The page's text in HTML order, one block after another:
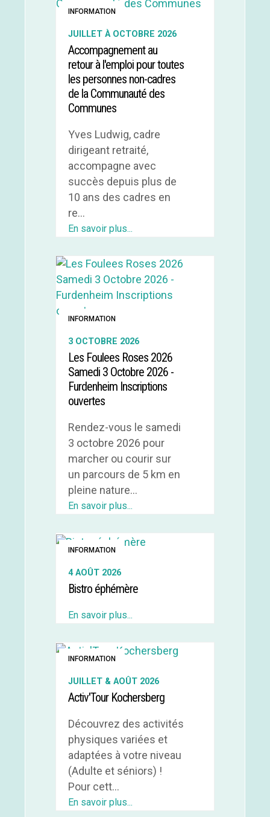
Accompagnement au
retour à l'emploi pour toutes
les personnes non-cadres
de la Communauté des
Communes
INFORMATION
JUILLET À OCTOBRE 2026
Yves Ludwig, cadre
dirigeant retraité,
accompagne avec
succès depuis plus de
10 ans des cadres en
re...
En savoir plus...
Les Foulees Roses 2026
Samedi 3 Octobre 2026 -
Furdenheim Inscriptions
ouvertes
INFORMATION
3 OCTOBRE 2026
Rendez-vous le samedi
3 octobre 2026 pour
marcher ou courir sur
un parcours de 5 km en
pleine nature...
En savoir plus...
Bistro éphémère
INFORMATION
4 AOÛT 2026
En savoir plus...
Activ'Tour Kochersberg
INFORMATION
JUILLET & AOÛT 2026
Découvrez des activités
physiques variées et
adaptées à votre niveau
(Adulte et séniors) !
Pour cett...
En savoir plus...